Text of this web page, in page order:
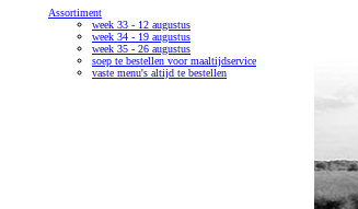
Assortiment
week 33 - 12 augustus
week 34 - 19 augustus
week 35 - 26 augustus
soep te bestellen voor maaltijdservice
vaste menu's altijd te bestellen